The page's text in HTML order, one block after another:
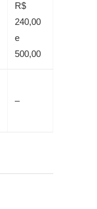
R$
240,00
e
500,00
–